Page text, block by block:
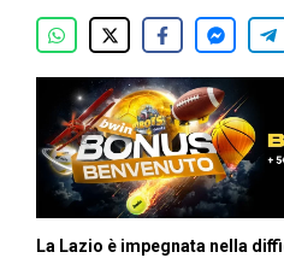
La Lazio è impegnata nella